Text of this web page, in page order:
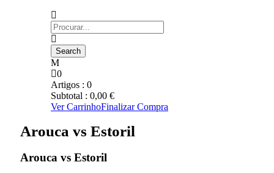
0
Artigos : 0
Subtotal : 0,00 €
Ver CarrinhoFinalizar Compra
Arouca vs Estoril
Arouca vs Estoril